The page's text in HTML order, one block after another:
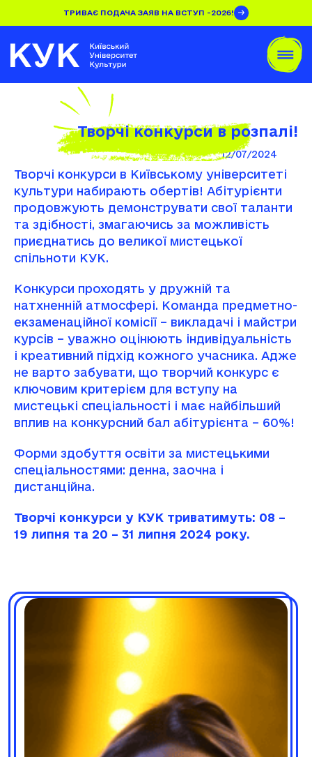
ТРИВАЄ ПОДАЧА ЗАЯВ НА ВСТУП -2026!
Творчі конкурси в розпалі!
12/07/2024
Творчі конкурси в Київському університеті
культури набирають обертів! Абітурієнти
продовжують демонструвати свої таланти
та здібності, змагаючись за можливість
приєднатись до великої мистецької
спільноти КУК.
Конкурси проходять у дружній та
натхненній атмосфері. Команда предметно-
екзаменаційної комісії – викладачі і майстри
курсів – уважно оцінюють індивідуальність
і креативний підхід кожного учасника. Адже
не варто забувати, що творчий конкурс є
ключовим критерієм для вступу на
мистецькі спеціальності і має найбільший
вплив на конкурсний бал абітурієнта – 60%!
Форми здобуття освіти за мистецькими
спеціальностями: денна, заочна і
дистанційна.
Творчі конкурси у КУК триватимуть: 08 –
19 липня та 20 – 31 липня 2024 року.